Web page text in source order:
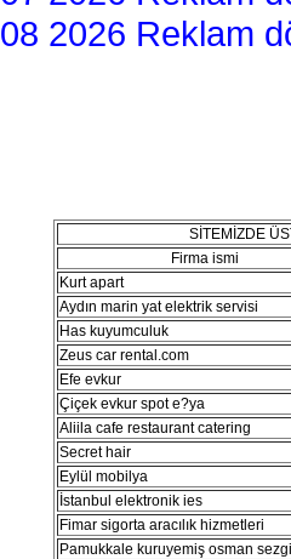
08 2026 Reklam
SİTEMİZDE
Firma ismi
Kurt apart
Aydın marin yat elektrik servisi
Has kuyumculuk
Zeus car rental.com
Efe evkur
Çiçek evkur spot e?ya
Aliila cafe restaurant catering
Secret hair
Eylül mobilya
İstanbul elektronik ies
Fimar sigorta aracılık hizmetleri
Pamukkale kuruyemiş osman